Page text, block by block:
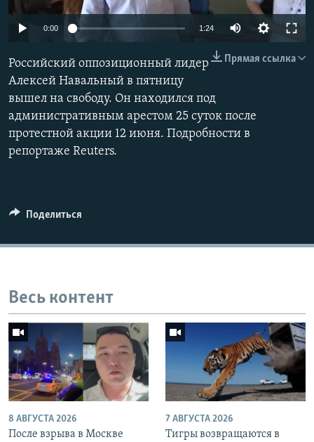
0:00 1:24
Прямая ссылка
Российский оппозиционный лидер
Алексей Навальный в пятницу
вышел на свободу. Он находился под
административным арестом 25 суток после
протестной акции 12 июня. Подробности в
репортаже Reuters.
Поделиться
Весь контент
8 АВГУСТА 2026
После взрыва в Москве
7 АВГУСТА 2026
Тигры возвращаются в